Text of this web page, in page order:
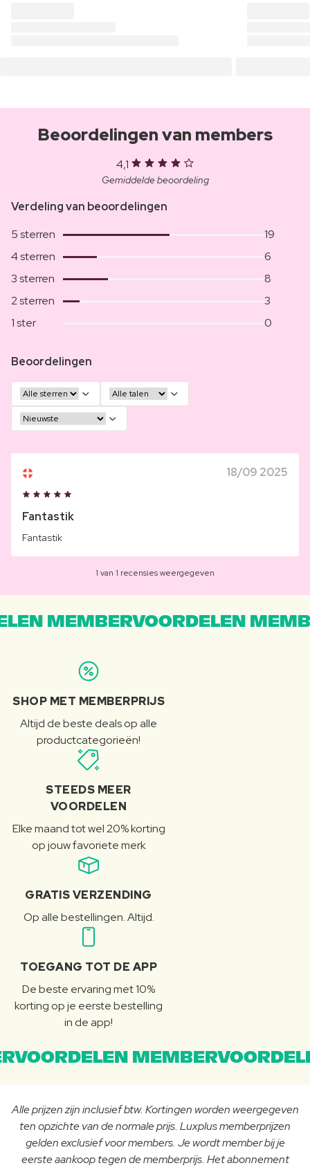
Beoordelingen van members
4,1
Gemiddelde beoordeling
Verdeling van beoordelingen
5 sterren
19
4 sterren
6
3 sterren
8
2 sterren
3
1 ster
0
Beoordelingen
18/09 2025
Fantastik
Fantastik
1 van 1 recensies weergegeven
MEMBERVOORDELEN
SHOP MET MEMBERPRIJS
Altijd de beste deals op alle
productcategorieën!
STEEDS MEER
VOORDELEN
Elke maand tot wel 20% korting
op jouw favoriete merk
GRATIS VERZENDING
Op alle bestellingen. Altijd.
TOEGANG TOT DE APP
De beste ervaring met 10%
korting op je eerste bestelling
in de app!
Alle prijzen zijn inclusief btw. Kortingen worden weergegeven
ten opzichte van de normale prijs. Luxplus memberprijzen
gelden exclusief voor members. Je wordt member bij je
eerste aankoop tegen de memberprijs. Het abonnement